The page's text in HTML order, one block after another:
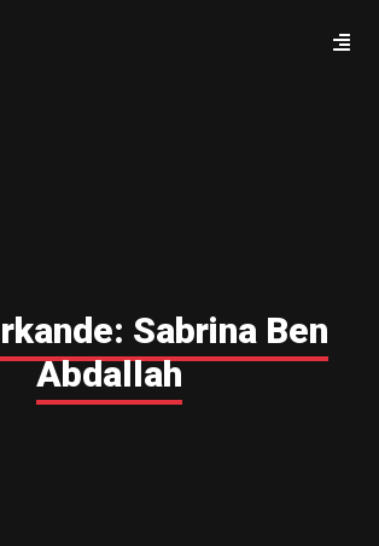
Sabrina Ben
Abdallah